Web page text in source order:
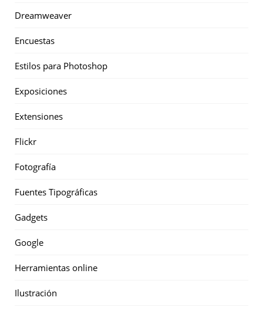
Dreamweaver
Encuestas
Estilos para Photoshop
Exposiciones
Extensiones
Flickr
Fotografía
Fuentes Tipográficas
Gadgets
Google
Herramientas online
Ilustración